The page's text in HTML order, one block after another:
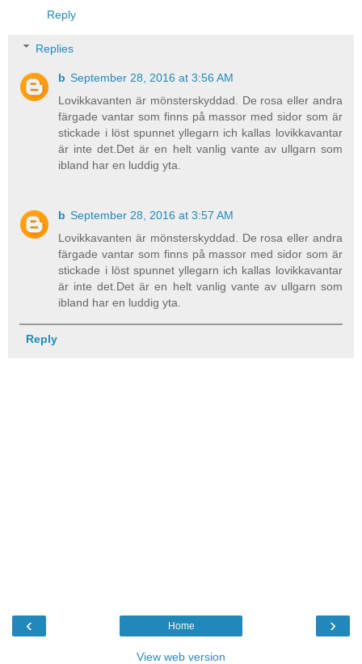
Reply
Replies
b September 28, 2016 at 3:56 AM
Lovikkavanten är mönsterskyddad. De rosa eller andra
färgade vantar som finns på massor med sidor som är
stickade i löst spunnet yllegarn ich kallas lovikkavantar
är inte det.Det är en helt vanlig vante av ullgarn som
ibland har en luddig yta.
b September 28, 2016 at 3:57 AM
Lovikkavanten är mönsterskyddad. De rosa eller andra
färgade vantar som finns på massor med sidor som är
stickade i löst spunnet yllegarn ich kallas lovikkavantar
är inte det.Det är en helt vanlig vante av ullgarn som
ibland har en luddig yta.
Reply
‹ ›
Home
View web version